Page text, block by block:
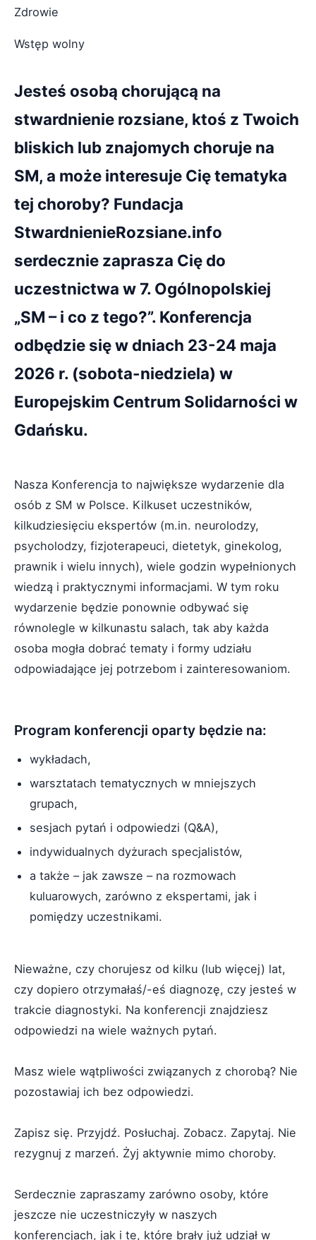
Zdrowie
Wstęp wolny
Jesteś osobą chorującą na
stwardnienie rozsiane, ktoś z Twoich
bliskich lub znajomych choruje na
SM, a może interesuje Cię tematyka
tej choroby? Fundacja
StwardnienieRozsiane.info
serdecznie zaprasza Cię do
uczestnictwa w 7. Ogólnopolskiej
„SM – i co z tego?”. Konferencja
odbędzie się w dniach 23-24 maja
2026 r. (sobota-niedziela) w
Europejskim Centrum Solidarności w
Gdańsku.
Nasza Konferencja to największe wydarzenie dla
osób z SM w Polsce. Kilkuset uczestników,
kilkudziesięciu ekspertów (m.in. neurolodzy,
psycholodzy, fizjoterapeuci, dietetyk, ginekolog,
prawnik i wielu innych), wiele godzin wypełnionych
wiedzą i praktycznymi informacjami. W tym roku
wydarzenie będzie ponownie odbywać się
równolegle w kilkunastu salach, tak aby każda
osoba mogła dobrać tematy i formy udziału
odpowiadające jej potrzebom i zainteresowaniom.
Program konferencji oparty będzie na:
wykładach,
warsztatach tematycznych w mniejszych
grupach,
sesjach pytań i odpowiedzi (Q&A),
indywidualnych dyżurach specjalistów,
a także – jak zawsze – na rozmowach
kuluarowych, zarówno z ekspertami, jak i
pomiędzy uczestnikami.
Nieważne, czy chorujesz od kilku (lub więcej) lat,
czy dopiero otrzymałaś/-eś diagnozę, czy jesteś w
trakcie diagnostyki. Na konferencji znajdziesz
odpowiedzi na wiele ważnych pytań.
Masz wiele wątpliwości związanych z chorobą? Nie
pozostawiaj ich bez odpowiedzi.
Zapisz się. Przyjdź. Posłuchaj. Zobacz. Zapytaj. Nie
rezygnuj z marzeń. Żyj aktywnie mimo choroby.
Serdecznie zapraszamy zarówno osoby, które
jeszcze nie uczestniczyły w naszych
konferencjach, jak i te, które brały już udział w